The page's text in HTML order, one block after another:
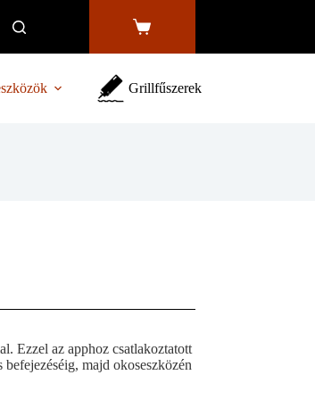
Shopping
Grillfűszerek
Ezzel az apphoz csatlakoztatott
majd okoseszközén